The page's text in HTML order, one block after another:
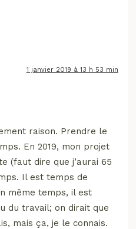
1 janvier 2019 à 13 h 53 min
raison. Prendre le
En 2019, mon projet
(faut dire que j’aurai 65
Il est temps de
même temps, il est
du travail; on dirait que
mais ça, je le connais.